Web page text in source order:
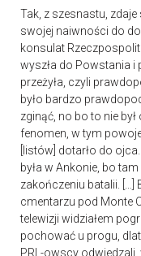
Tak, z szesnastu, zdaje
swojej naiwności do
konsulat
wyszła do Powstania i
przeżyła, czyli
było bardzo
zginąć, no bo to nie
fenomen, w tym
[listów] dotarło do
była w Ankonie, bo
zakończeniu batalii. […]
cmentarzu pod Monte
telewizji widziałem
pochować u progu,
PRL-owscy odwiedzali,